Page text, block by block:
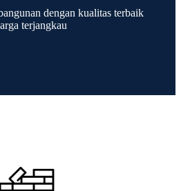
dengan kualitas terbaik
terjangkau